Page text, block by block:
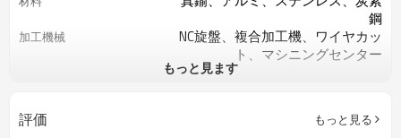
鋼
加工機械
NC旋盤、複合加工機、ワイヤカッ
ト、マシニングセンター
精度
認証 ISO9001
もっと見ます
評価 もっと見る